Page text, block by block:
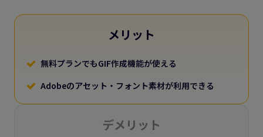
メリット
無料プランでもGIF作成機能が使える
Adobeのアセット・フォント素材が利用できる
デメリット